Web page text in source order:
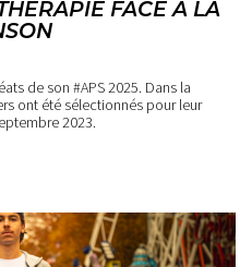
FACE À LA
de son #APS 2025. Dans la
ont été sélectionnés pour leur
2023.